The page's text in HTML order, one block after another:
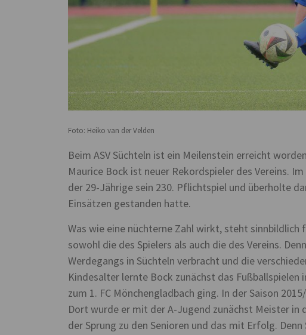
Foto: Heiko van der Velden
Beim ASV Süchteln ist ein Meilenstein erreicht
Maurice Bock ist neuer Rekordspieler des Vereins.
der 29-Jährige sein 230. Pflichtspiel und überholte
Einsätzen gestanden hatte.
Was wie eine nüchterne Zahl wirkt, steht
sowohl die des Spielers als auch die des Vereins.
Werdegangs in Süchteln verbracht und die
Kindesalter lernte Bock zunächst das Fußballspielen
zum 1. FC Mönchengladbach ging. In der Saison
Dort wurde er mit der A-Jugend zunächst Meister
der Sprung zu den Senioren und das mit Erfolg.